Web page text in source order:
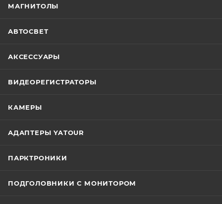
МАГНИТОЛЫ
АВТОСВЕТ
АКСЕССУАРЫ
ВИДЕОРЕГИСТРАТОРЫ
КАМЕРЫ
АДАПТЕРЫ YATOUR
ПАРКТРОНИКИ
ПОДГОЛОВНИКИ С МОНИТОРОМ